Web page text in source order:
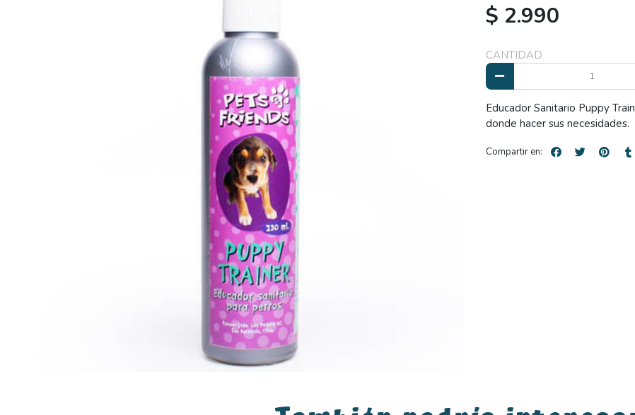
$ 2.990
CANTIDAD
Educador Sanitario Puppy
donde hacer sus necesidades.
Compartir en: